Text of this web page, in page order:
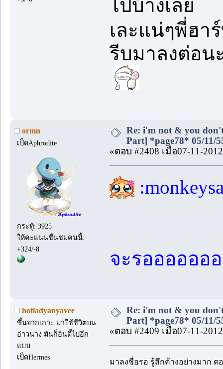
ไปบ้างเลย
เละแน่ๆพี่ฮา
รีบมาลงต่อน
ormn
เป็ดAphrodite
กระทู้: 3925
ให้คะแนนชื่นชมคนนี้:
+324/-8
Re: i'm not & you
Part] *page78* 05/11/
«ตอบ #2408 เมื่อ07-11-
จะรออออออ
hotladyanyavee
ขึ้นจากเกาะ มาใช้ชีวิตบน
อ่าวนาง มันก็อินดี้ไปอีก
แบบ
เป็ดHermes
Re: i'm not & you
Part] *page78* 05/11/
«ตอบ #2409 เมื่อ07-11-
มาลงชื่อรอ รู้สึกค้างอย่างมาก ต